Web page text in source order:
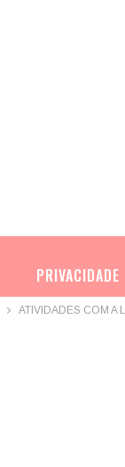
PRIVACIDADE
ATIVIDADES COM A